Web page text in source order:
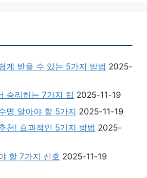
게 받을 수 있는 5가지 방법 2025-
승리하는 7가지 팁 2025-11-19
명 알아야 할 5가지 2025-11-19
천! 효과적인 5가지 방법 2025-
할 7가지 신호 2025-11-19